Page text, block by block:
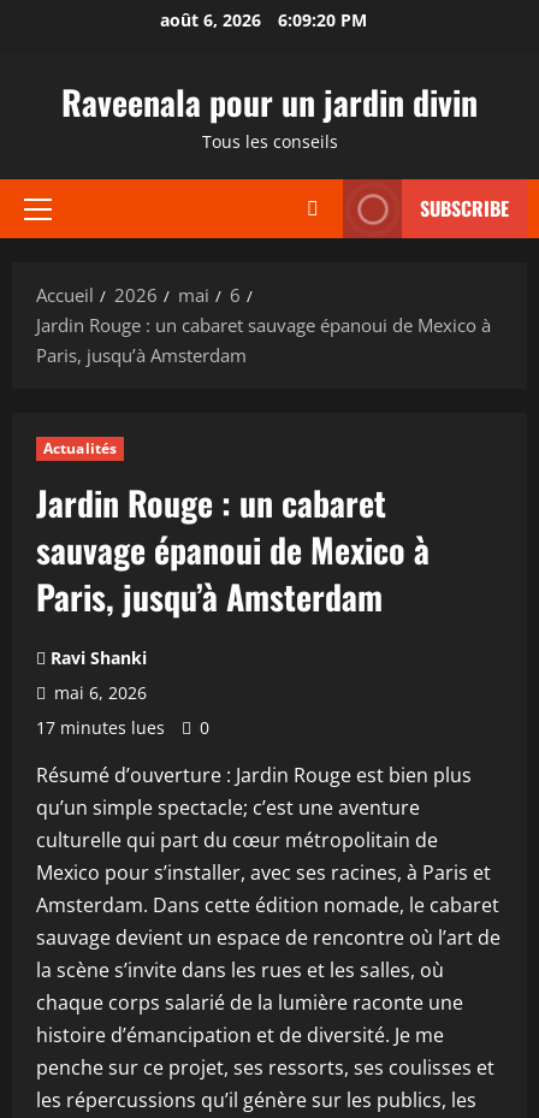
août 6, 2026 6:09:21 PM
Raveenala pour un jardin divin
Tous les conseils
Menu
SUBSCRIBE
Accueil 2026 mai
6
Jardin Rouge : un cabaret sauvage épanoui de Mexico à
Paris, jusqu’à Amsterdam
Actualités
Jardin Rouge : un cabaret
sauvage épanoui de Mexico à
Paris, jusqu’à Amsterdam
Ravi Shanki
mai 6, 2026
17 minutes lues
0
Résumé d’ouverture : Jardin Rouge est bien plus
qu’un simple spectacle; c’est une aventure
culturelle qui part du cœur métropolitain de
Mexico pour s’installer, avec ses racines, à Paris et
Amsterdam. Dans cette édition nomade, le cabaret
sauvage devient un espace de rencontre où l’art de
la scène s’invite dans les rues et les salles, où
chaque corps salarié de la lumière raconte une
histoire d’émancipation et de diversité. Je me
penche sur ce projet, ses ressorts, ses coulisses et
les répercussions qu’il génère sur les publics, les